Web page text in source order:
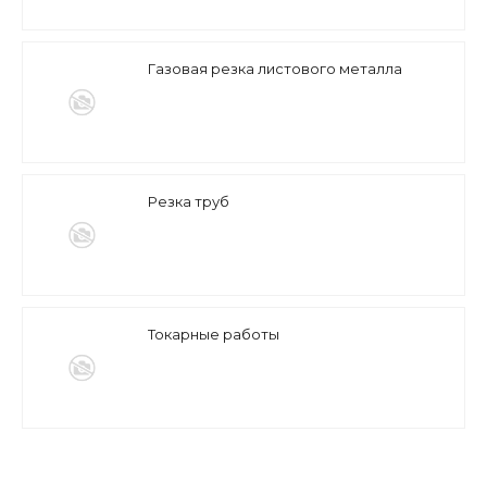
Газовая резка листового металла
Резка труб
Токарные работы